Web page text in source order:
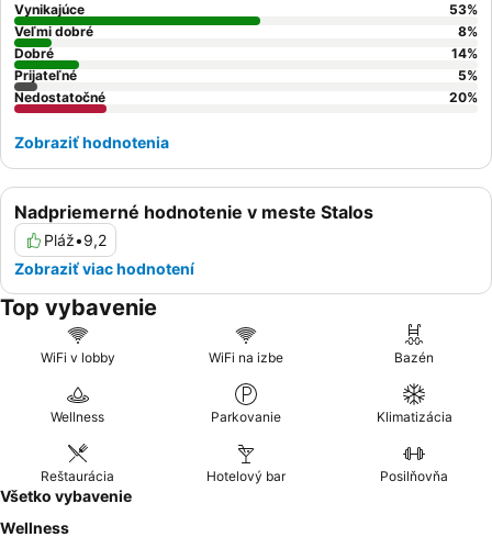
Nadpriemerné hodnotenie v meste Stalos
Pláž•9,2
Zobraziť viac hodnotení
Vynikajúce 53%
Veľmi dobré
8%
Dobré
14%
Prijateľné
5%
Nedostatočné
20%
Zobraziť hodnotenia
Top vybavenie
WiFi v lobby WiFi na izbe Bazén
Wellness Parkovanie Klimatizácia
Reštaurácia Hotelový bar Posilňovňa
Všetko vybavenie
Wellness